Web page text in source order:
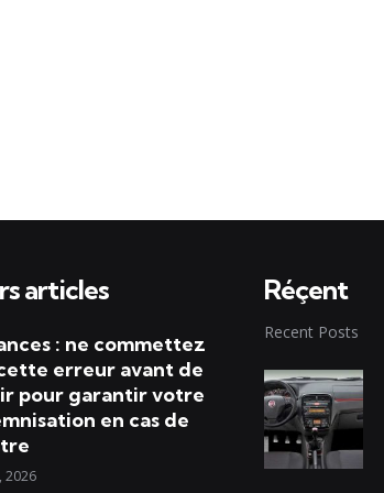
articles
: ne commettez
erreur avant de
pour garantir votre
en cas de
2026
Réçent
Recent Posts